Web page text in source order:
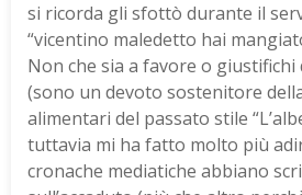
si ricorda gli sfottò durante il
“vicentino maledetto hai
Non che sia a favore o giustifichi
(sono un devoto sostenitore
alimentari del passato stile
tuttavia mi ha fatto molto più
cronache mediatiche abbiano